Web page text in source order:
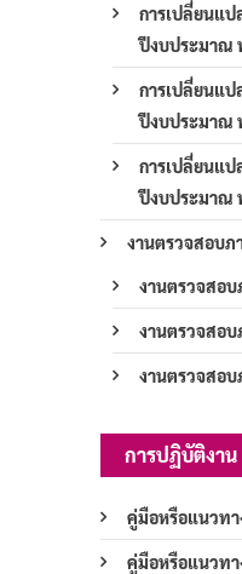
การเปลี่ยนแ
ปีงบประมาณ
การเปลี่ยนแ
ปีงบประมาณ
การเปลี่ยนแ
ปีงบประมาณ
งานตรวจสอบภ
งานตรวจสอ
งานตรวจสอ
งานตรวจสอ
การปฏิบัติงาน
คู่มือหรือแนวทา
คู่มือหรือแนวทา